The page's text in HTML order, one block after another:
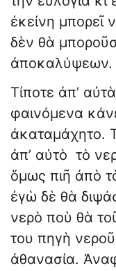
ἐκείνη μπορεῖ
δὲν θὰ
ἀποκαλύψεων.
Τίποτε ἀπ’
φαινόμενα
ἀκαταμάχητο.
ἀπ’ αὐτὸ τὸ
ὅμως πιῆ ἀπὸ
ἐγὼ δὲ θὰ
νερὸ ποὺ θὰ
του πηγὴ
ἀθανασία.